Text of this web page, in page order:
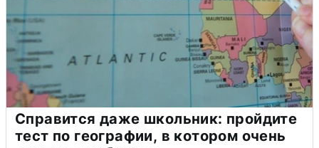
Справится даже школьник: пройдите
тест по географии, в котором очень